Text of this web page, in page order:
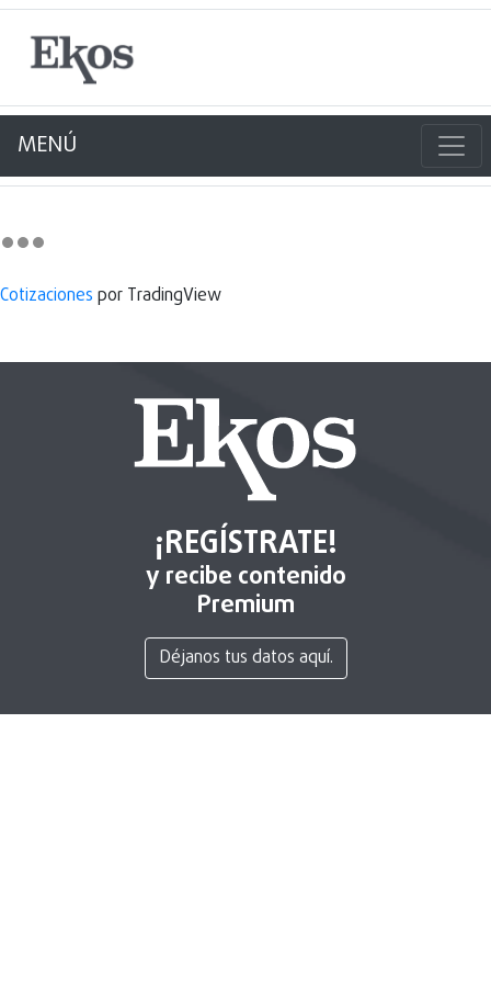
MENÚ
Cotizaciones por TradingView
¡REGÍSTRATE!
y recibe contenido
Premium
Déjanos tus datos aquí.